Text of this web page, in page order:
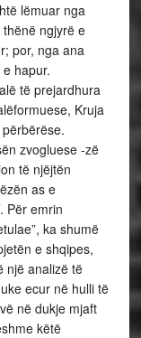
lëmuar nga
ngjyrë e
por, nga ana
hapur.
të prejardhura
Kruja
zvogluese -zë
të njëjtën
as e
Për emrin
ka shumë
e shqipes,
një analizë të
ecur në hulli të
në dukje mjaft
këtë